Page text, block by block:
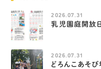
2026.07.31
乳児園庭開放日
2026.07.31
どろんこあそび